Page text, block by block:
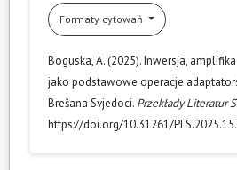
Formaty cytowań
Boguska, A. (2025). Inwersja,
jako podstawowe operacje
Brešana Svjedoci. Przekłady Literatur
https://doi.org/10.31261/